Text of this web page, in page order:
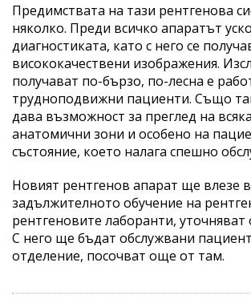
Предимствата на тази рентгенова
няколко. Преди всичко апаратът
диагностиката, като с него се
висококачествени изображения.
получават по-бързо, по-лесна е
трудноподвижни пациенти. Също
дава възможност за преглед на
анатомични зони и особено на
състояние, което налага спешно
Новият рентгенов апарат ще влезе
задължителното обучение на
рентгеновите лаборанти, уточняват
С него ще бъдат обслужвани
отделение, посочват още от там.